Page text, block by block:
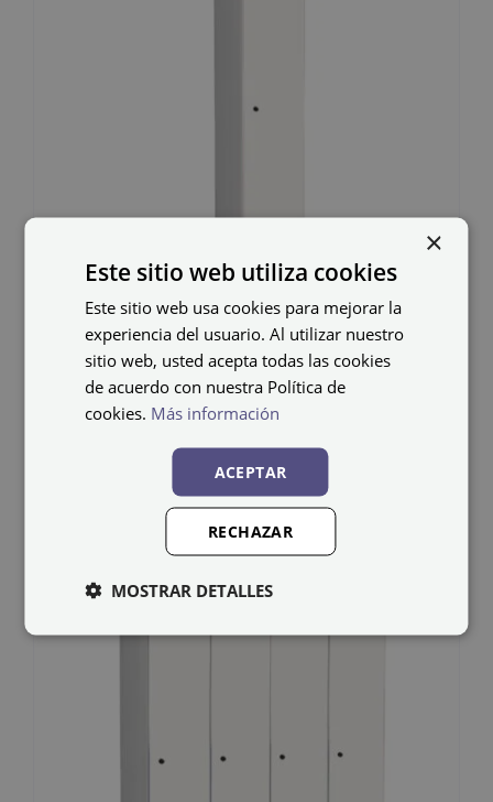
Taquilla melamina
MHV-30/1
IVA no incluido
×
Este sitio web utiliza cookies
Este sitio web usa cookies para mejorar la
experiencia del usuario. Al utilizar nuestro
sitio web, usted acepta todas las cookies
de acuerdo con nuestra Política de
cookies. Más información
ACEPTAR
RECHAZAR
MOSTRAR DETALLES